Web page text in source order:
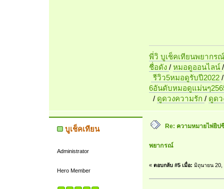
พี่วิ บูเช็คเทียนพยากร
ชื่อดัง / หมอดูออนไลน์
รีวิว5หมอดูรับปี2022
6อันดับหมอดูแม่นๆ
/ ดูดวงความรัก / ดูด
บูเช็คเทียน
Administrator
Hero Member
Re: ความหมายไพ่ยิป
พยากรณ์
« ตอบกลับ #5 เมื่อ: มิถุนายน 20,